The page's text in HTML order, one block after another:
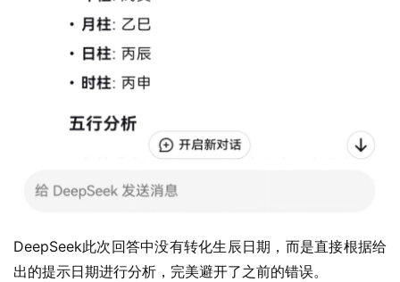
DeepSeek此次回答中没有转化生辰日期，而是直接根据给
出的提示日期进行分析，完美避开了之前的错误。